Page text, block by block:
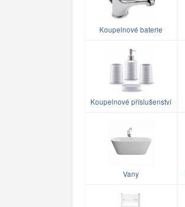
Koupelnové baterie
Koupelnové příslušenství
Vany